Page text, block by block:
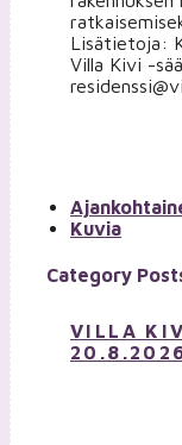
Lisätietoja:
Villa Kivi -
Kuvia
Category
VILLA